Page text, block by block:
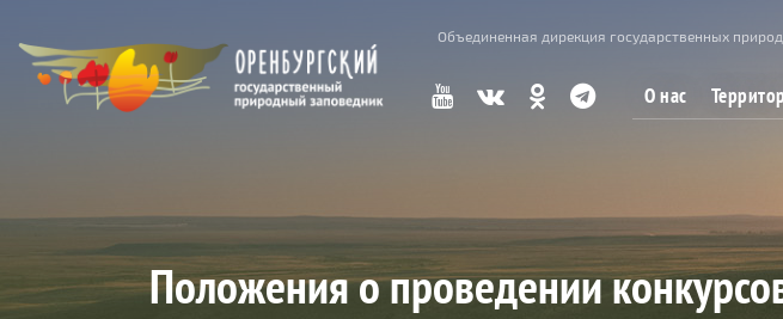
Объединенная дирекция государственных
О нас
Положения о проведении